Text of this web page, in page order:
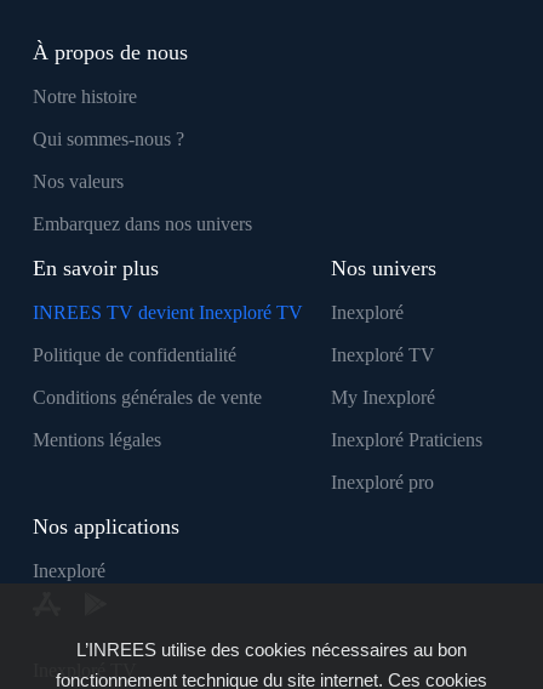
À propos de nous
Notre histoire
Qui sommes-nous ?
Nos valeurs
Embarquez dans nos univers
En savoir plus
INREES TV devient Inexploré TV
Politique de confidentialité
Conditions générales de vente
Mentions légales
Nos univers
Inexploré
Inexploré TV
My Inexploré
Inexploré Praticiens
Inexploré pro
Nos applications
Inexploré
Inexploré TV
L’INREES utilise des cookies nécessaires au bon
fonctionnement technique du site internet. Ces cookies